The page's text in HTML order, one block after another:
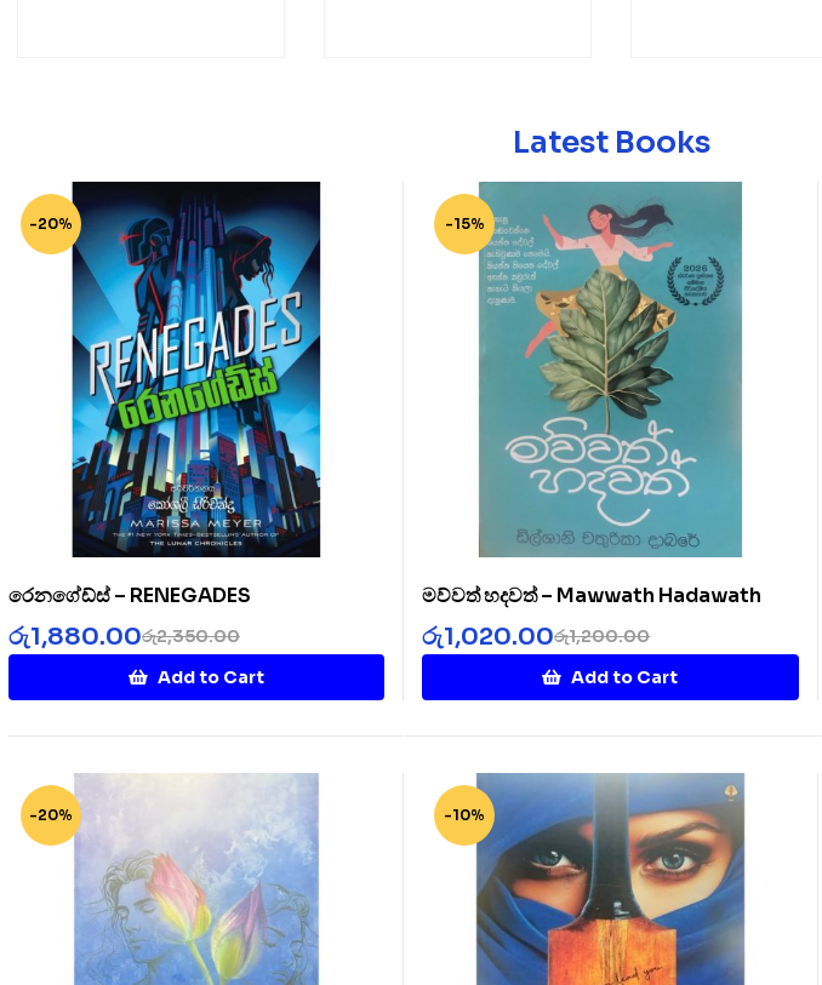
Latest Books
-20%
රෙනගේඩ්ස් – RENEGADES
රු2,350.00
රු1,880.00
Add to Cart
-15%
මව්වත් හදවත් – Mawwath Hadawath
රු1,200.00
රු1,020.00
Add to Cart
-20% -10%